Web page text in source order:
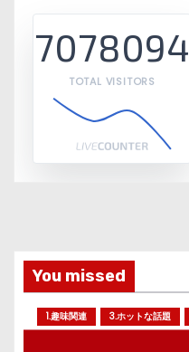
7078094
TOTAL VISITORS
You missed
1.趣味関連 3.ホットな話題